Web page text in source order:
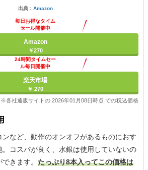
出典： Amazon
毎日お得なタイム
セール開催中
Amazon
￥270
24時間タイムセー
ル毎日開催中
楽天市場
￥ 270
※各社通販サイトの 2026年01月08日時点 での税込価格
など、動作のオンオフがあるものにおす
コスパが良く、水銀は使用していないの
きます。 たっぷり8本入ってこの価格は